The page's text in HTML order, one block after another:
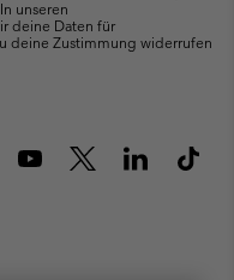
unseren
deine Daten für
deine Zustimmung widerrufen